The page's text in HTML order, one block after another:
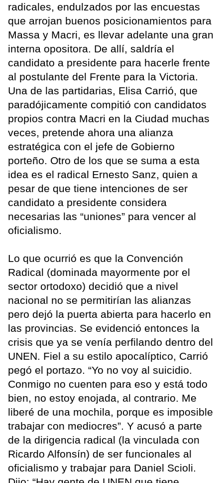
radicales, endulzados por las encuestas
que arrojan buenos posicionamientos para
Massa y Macri, es llevar adelante una gran
interna opositora. De allí, saldría el
candidato a presidente para hacerle frente
al postulante del Frente para la Victoria.
Una de las partidarias, Elisa Carrió, que
paradójicamente compitió con candidatos
propios contra Macri en la Ciudad muchas
veces, pretende ahora una alianza
estratégica con el jefe de Gobierno
porteño. Otro de los que se suma a esta
idea es el radical Ernesto Sanz, quien a
pesar de que tiene intenciones de ser
candidato a presidente considera
necesarias las “uniones” para vencer al
oficialismo.
Lo que ocurrió es que la Convención
Radical (dominada mayormente por el
sector ortodoxo) decidió que a nivel
nacional no se permitirían las alianzas
pero dejó la puerta abierta para hacerlo en
las provincias. Se evidenció entonces la
crisis que ya se venía perfilando dentro del
UNEN. Fiel a su estilo apocalíptico, Carrió
pegó el portazo. “Yo no voy al suicidio.
Conmigo no cuenten para eso y está todo
bien, no estoy enojada, al contrario. Me
liberé de una mochila, porque es imposible
trabajar con mediocres”. Y acusó a parte
de la dirigencia radical (la vinculada con
Ricardo Alfonsín) de ser funcionales al
oficialismo y trabajar para Daniel Scioli.